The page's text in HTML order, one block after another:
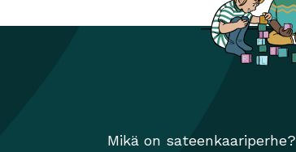
Mikä on sateenkaariperhe?